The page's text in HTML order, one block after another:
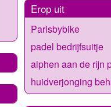
Erop uit
Parisbybike
padel bedrijfsuitje
alphen aan de rijn
huidverjonging